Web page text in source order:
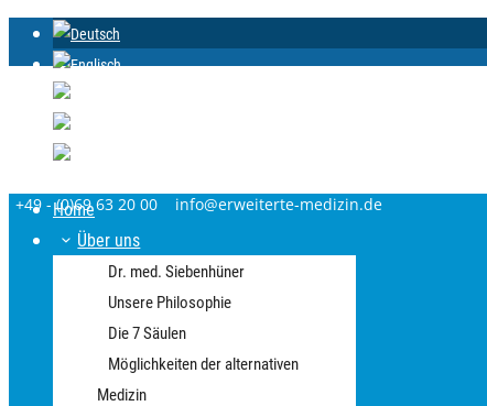
+49 - (0)69 63 20 00 info@erweiterte-medizin.de
Home
Über uns
Dr. med. Siebenhüner
Unsere Philosophie
Die 7 Säulen
Möglichkeiten der alternativen
Medizin